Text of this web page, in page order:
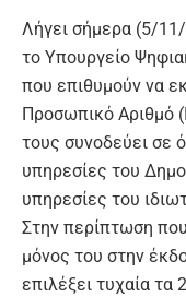
Λήγει σήμερα (5/
το Υπουργείο
που επιθυμούν να
Προσωπικό Αριθμό
τους συνοδεύει σε
υπηρεσίες του
υπηρεσίες του
Στην περίπτωση
μόνος του στην
επιλέξει τυχαία τα